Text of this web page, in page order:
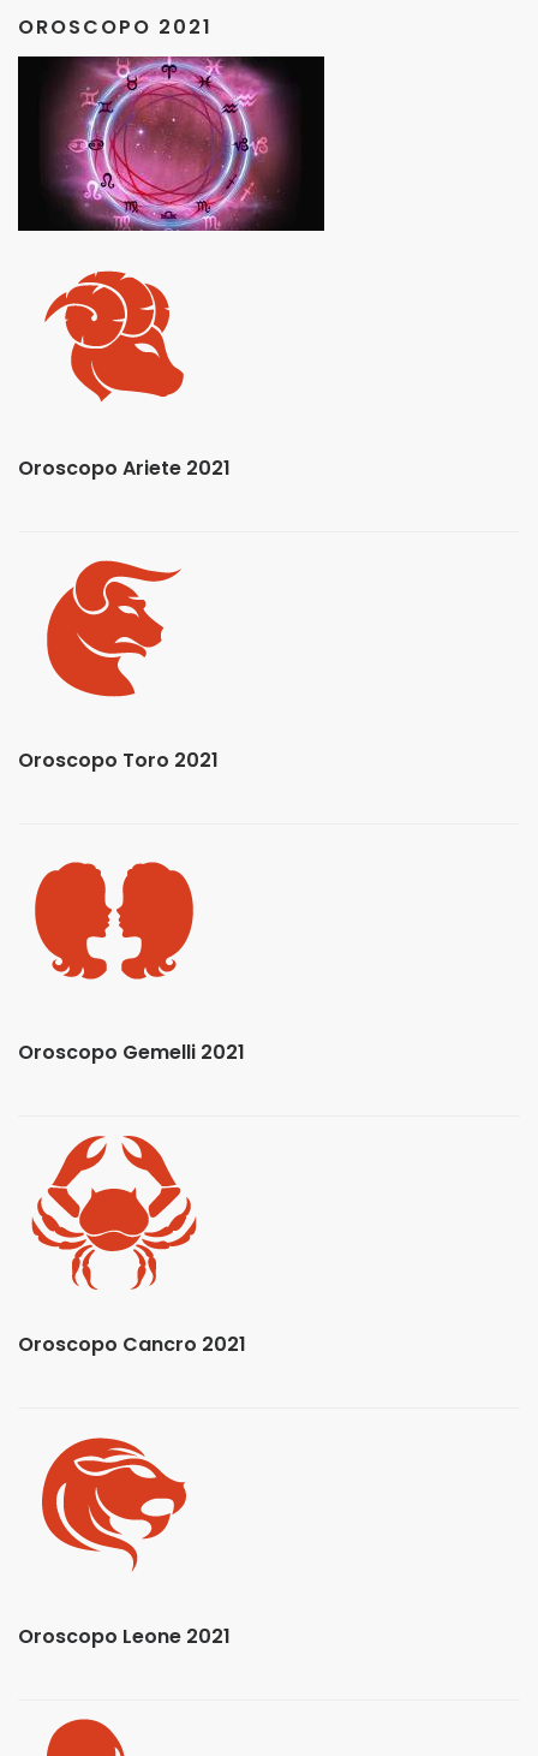
OROSCOPO 2021
Oroscopo Ariete 2021
Oroscopo Toro 2021
Oroscopo Gemelli 2021
Oroscopo Cancro 2021
Oroscopo Leone 2021